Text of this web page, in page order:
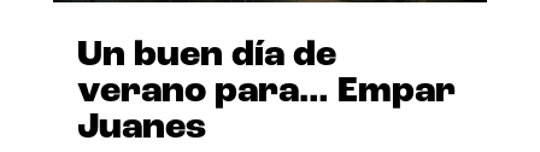
Un buen día de
verano para… Empar
Juanes